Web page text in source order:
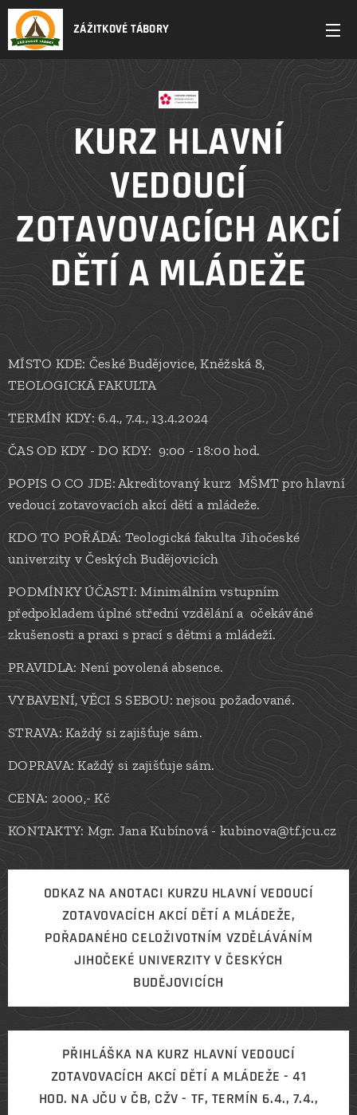
ZÁŽITKOVÉ TÁBORY
KURZ HLAVNÍ
VEDOUCÍ
ZOTAVOVACÍCH AKCÍ
DĚTÍ A MLÁDEŽE
MÍSTO KDE: České Budějovice, Kněžská 8,
TEOLOGICKÁ FAKULTA
TERMÍN KDY: 6.4., 7.4., 13.4.2024
ČAS OD KDY - DO KDY: 9:00 - 18:00 hod.
POPIS O CO JDE: Akreditovaný kurz MŠMT pro hlavní
vedoucí zotavovacích akcí dětí a mládeže.
KDO TO POŘÁDÁ: Teologická fakulta Jihočeské
univerzity v Českých Budějovicích
PODMÍNKY ÚČASTI: Minimálním vstupním
předpokladem úplné střední vzdělání a očekáváné
zkušenosti a praxi s prací s dětmi a mládeží.
PRAVIDLA: Není povolená absence.
VYBAVENÍ, VĚCI S SEBOU: nejsou požadované.
STRAVA: Každý si zajišťuje sám.
DOPRAVA: Každý si zajišťuje sám.
CENA: 2000,- Kč
KONTAKTY: Mgr. Jana Kubínová - kubinova@tf.jcu.cz
ODKAZ NA ANOTACI KURZU HLAVNÍ VEDOUCÍ
ZOTAVOVACÍCH AKCÍ DĚTÍ A MLÁDEŽE,
POŘADANÉHO CELOŽIVOTNÍM VZDĚLÁVÁNÍM
JIHOČEKÉ UNIVERZITY V ČESKÝCH
BUDĚJOVICÍCH
PŘIHLÁŠKA NA KURZ HLAVNÍ VEDOUCÍ
ZOTAVOVACÍCH AKCÍ DĚTÍ A MLÁDEŽE - 41
HOD. NA JČU v ČB, CŽV - TF, TERMÍN 6.4., 7.4.,